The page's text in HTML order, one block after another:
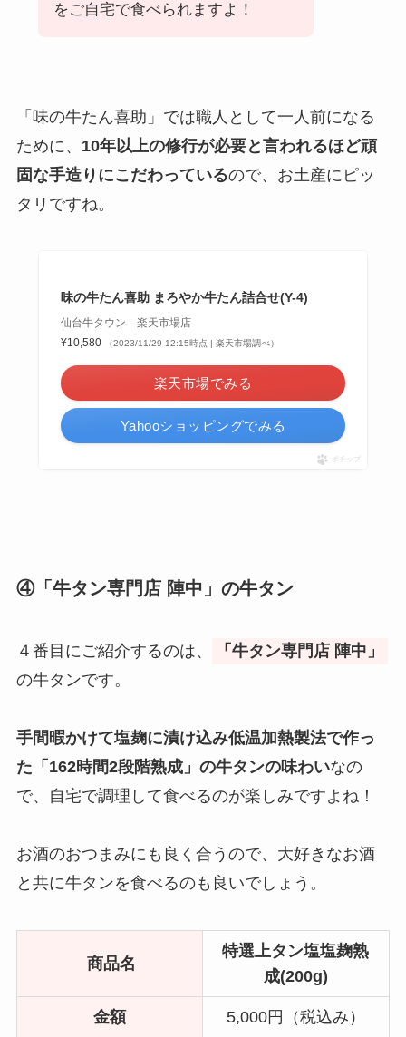
をご自宅で食べられますよ！
「味の牛たん喜助」では職人として一人前になる
ために、 10年以上の修行が必要と言われるほど頑
固な手造りにこだわっているので、お土産にピッ
タリですね。
味の牛たん喜助 まろやか牛たん詰合せ(Y-4)
仙台牛タウン 楽天市場店
¥10,580
（2023/11/29 12:15時点 | 楽天市場調べ）
楽天市場でみる
Yahooショッピングでみる
ポチップ
④「牛タン専門店 陣中」の牛タン
４番目にご紹介するのは、
「牛タン専門店 陣中」
の牛タンです。
手間暇かけて塩麹に漬け込み低温加熱製法で作っ
た「162時間2段階熟成」の牛タンの味わいなの
で、自宅で調理して食べるのが楽しみですよね！
お酒のおつまみにも良く合うので、大好きなお酒
と共に牛タンを食べるのも良いでしょう。
商品名
特選上タン塩塩麹熟
成(200g)
金額 5,000円（税込み）